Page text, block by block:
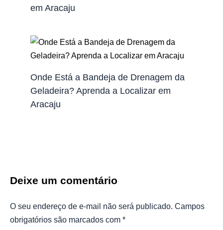
em Aracaju
Onde Está a Bandeja de Drenagem da
Geladeira? Aprenda a Localizar em
Aracaju
Deixe um comentário
O seu endereço de e-mail não será publicado. Campos
obrigatórios são marcados com *